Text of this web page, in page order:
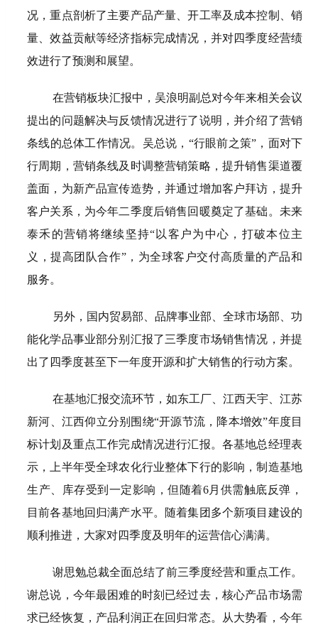
况，重点剖析了主要产品产量、开工率及成本控制、销
量、效益贡献等经济指标完成情况，并对四季度经营绩
效进行了预测和展望。
在营销板块汇报中，吴浪明副总对今年来相关会议
提出的问题解决与反馈情况进行了说明，并介绍了营销
条线的总体工作情况。吴总说，“行眼前之策”，面对下
行周期，营销条线及时调整营销策略，提升销售渠道覆
盖面，为新产品宣传造势，并通过增加客户拜访，提升
客户关系，为今年二季度后销售回暖奠定了基础。未来
泰禾的营销将继续坚持“以客户为中心，打破本位主
义，提高团队合作”，为全球客户交付高质量的产品和
服务。
另外，国内贸易部、品牌事业部、全球市场部、功
能化学品事业部分别汇报了三季度市场销售情况，并提
出了四季度甚至下一年度开源和扩大销售的行动方案。
在基地汇报交流环节，如东工厂、江西天宇、江苏
新河、江西仰立分别围绕“开源节流，降本增效”年度目
标计划及重点工作完成情况进行汇报。各基地总经理表
示，上半年受全球农化行业整体下行的影响，制造基地
生产、库存受到一定影响，但随着6月供需触底反弹，
目前各基地回归满产水平。随着集团多个新项目建设的
顺利推进，大家对四季度及明年的运营信心满满。
谢思勉总裁全面总结了前三季度经营和重点工作。
谢总说，今年最困难的时刻已经过去，核心产品市场需
求已经恢复，产品利润正在回归常态。从大势看，今年